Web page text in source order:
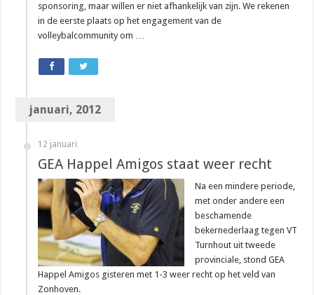
sponsoring, maar willen er niet afhankelijk van zijn. We rekenen
in de eerste plaats op het engagement van de
volleybalcommunity om …
januari, 2012
12 januari
GEA Happel Amigos staat weer recht
Na een mindere periode,
met onder andere een
beschamende
bekernederlaag tegen VT
Turnhout uit tweede
provinciale, stond GEA
Happel Amigos gisteren met 1-3 weer recht op het veld van
Zonhoven.